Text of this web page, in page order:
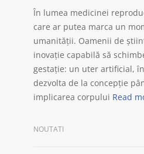
În lumea medicinei
care ar putea marca un
umanității. Oamenii de
inovație capabilă să
gestație: un uter artificial,
dezvolta de la concepție
implicarea corpului Read
NOUTATI